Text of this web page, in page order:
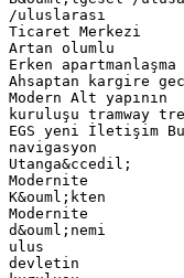
/uluslarası
Ticaret Merkezi
Artan olumlu
Erken apartmanlaşma
Ahsaptan kargire
Modern Alt yapının
kuruluşu tramway
EGS yeni İletişim
navigasyon
Utanga&ccedil;
Modernite
K&ouml;kten
Modernite
d&ouml;nemi
ulus
devletin